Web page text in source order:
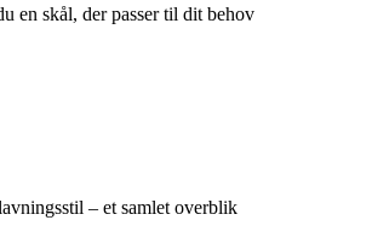
en skål, der passer til dit behov
– et samlet overblik